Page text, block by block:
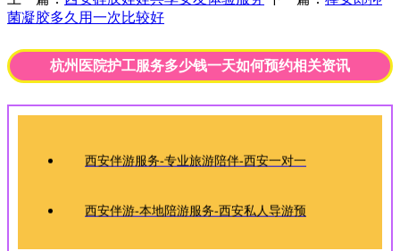
菌凝胶多久用一次比较好
杭州医院护工服务多少钱一天如何预约相关资讯
西安伴游华山陪爬服务怎么找
西安伴游服务-专业旅游陪伴-西安一对一
西安伴游-本地陪游服务-西安私人导游预